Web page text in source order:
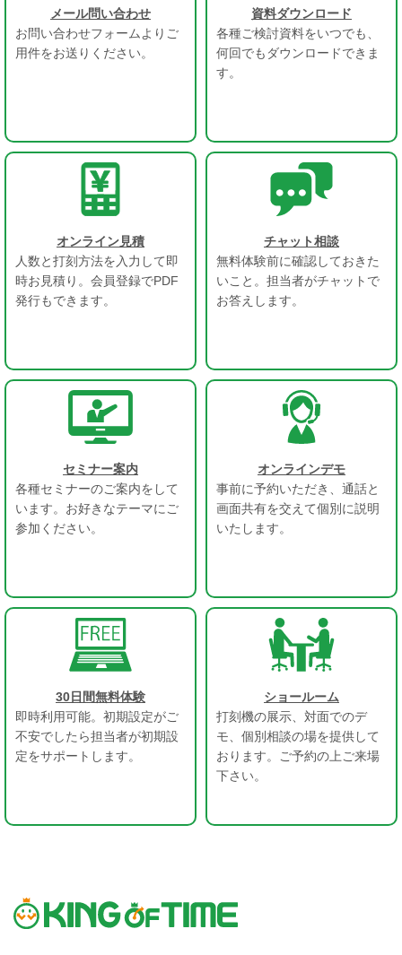
メール問い合わせ
お問い合わせフォームよりご
用件をお送りください。
資料ダウンロード
各種ご検討資料をいつでも、
何回でもダウンロードできま
す。
オンライン見積
人数と打刻方法を入力して即
時お見積り。会員登録でPDF
発行もできます。
チャット相談
無料体験前に確認しておきた
いこと。担当者がチャットで
お答えします。
セミナー案内
各種セミナーのご案内をして
います。お好きなテーマにご
参加ください。
オンラインデモ
事前に予約いただき、通話と
画面共有を交えて個別に説明
いたします。
30日間無料体験
即時利用可能。初期設定がご
不安でしたら担当者が初期設
定をサポートします。
ショールーム
打刻機の展示、対面でのデ
モ、個別相談の場を提供して
おります。ご予約の上ご来場
下さい。